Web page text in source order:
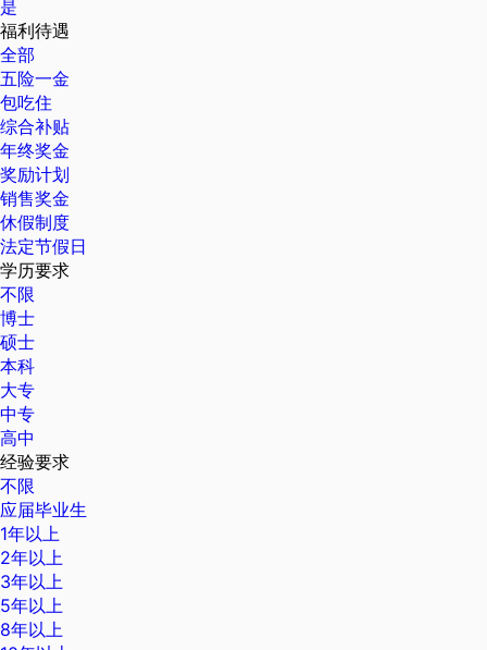
是
福利待遇
全部
五险一金
包吃住
综合补贴
年终奖金
奖励计划
销售奖金
休假制度
法定节假日
学历要求
不限
博士
硕士
本科
大专
中专
高中
经验要求
不限
应届毕业生
1年以上
2年以上
3年以上
5年以上
8年以上